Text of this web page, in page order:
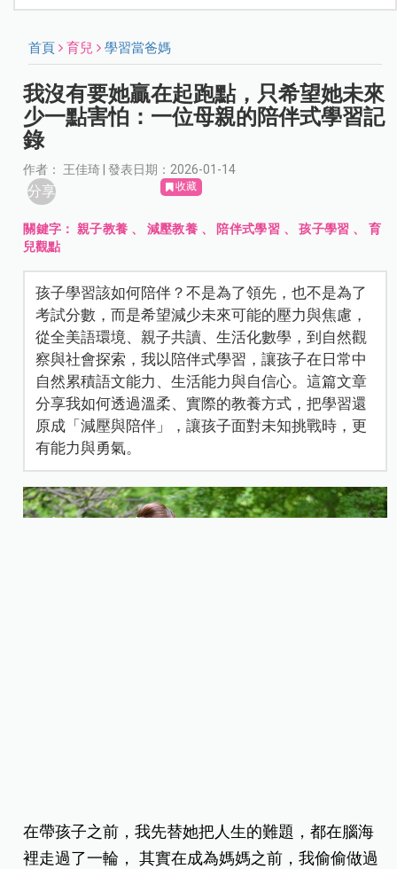
首頁 育兒 學習當爸媽
我沒有要她贏在起跑點，只希望她未來
少一點害怕：一位母親的陪伴式學習記
錄
作者： 王佳琦 | 發表日期：2026-01-14
分享 收藏
關鍵字：親子教養 、 減壓教養 、 陪伴式學習 、孩子學習 、 育
兒觀點
孩子學習該如何陪伴？不是為了領先，也不是為了
考試分數，而是希望減少未來可能的壓力與焦慮，
從全美語環境、親子共讀、生活化數學，到自然觀
察與社會探索，我以陪伴式學習，讓孩子在日常中
自然累積語文能力、生活能力與自信心。這篇文章
分享我如何透過溫柔、實際的教養方式，把學習還
原成「減壓與陪伴」，讓孩子面對未知挑戰時，更
有能力與勇氣。
在帶孩子之前，我先替她把人生的難題，都在腦海
裡走過了一輪， 其實在成為媽媽之前，我偷偷做過